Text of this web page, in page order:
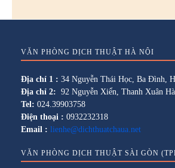
VĂN PHÒNG DỊCH THUẬT HÀ NỘI
Địa chỉ 1 : 34 Nguyễn Thái Học, Ba Đình,
Địa chỉ 2: 92 Nguyễn Xiển, Thanh Xuân
Tel: 024.39903758
Điện thoại : 0932232318
Email : lienhe@dichthuatchaua.net
VĂN PHÒNG DỊCH THUẬT SÀI GÒN